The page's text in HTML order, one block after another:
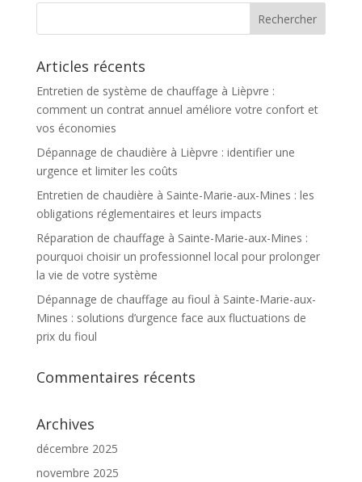
Articles récents
Entretien de système de chauffage à Lièpvre :
comment un contrat annuel améliore votre confort et
vos économies
Dépannage de chaudière à Lièpvre : identifier une
urgence et limiter les coûts
Entretien de chaudière à Sainte-Marie-aux-Mines : les
obligations réglementaires et leurs impacts
Réparation de chauffage à Sainte-Marie-aux-Mines :
pourquoi choisir un professionnel local pour prolonger
la vie de votre système
Dépannage de chauffage au fioul à Sainte-Marie-aux-
Mines : solutions d’urgence face aux fluctuations de
prix du fioul
Commentaires récents
Archives
décembre 2025
novembre 2025